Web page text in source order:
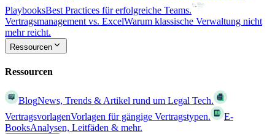
PlaybooksBest Practices für erfolgreiche Teams.
Vertragsmanagement vs. ExcelWarum klassische Verwaltung nicht
mehr reicht.
Ressourcen
Ressourcen
BlogNews, Trends & Artikel rund um Legal Tech.
VertragsvorlagenVorlagen für gängige Vertragstypen.
E-
BooksAnalysen, Leitfäden & mehr.